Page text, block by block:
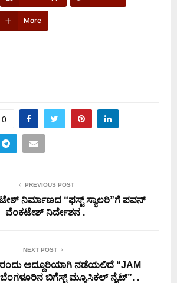
More
0
PREVIOUS POST
ನಿರ್ಮಾಣದ “ಫಸ್ಟ್ ಸ್ಯಾಲರಿ”ಗೆ ಪವನ್
ವೆಂಕಟೇಶ್ ನಿರ್ದೇಶನ .
NEXT POST
ಅದ್ದೂರಿಯಾಗಿ ನಡೆಯಲಿದೆ “JAM
ಬೆಂಗಳೂರಿನ ಬಿಗೆಸ್ಟ್ ಮ್ಯೂಸಿಕಲ್ ನೈಟ್”. .